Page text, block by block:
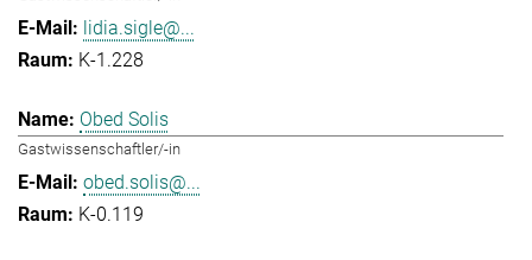
lidia.sigle@...
K-1.228
Obed Solis
Gastwissenschaftler/-in
obed.solis@...
K-0.119